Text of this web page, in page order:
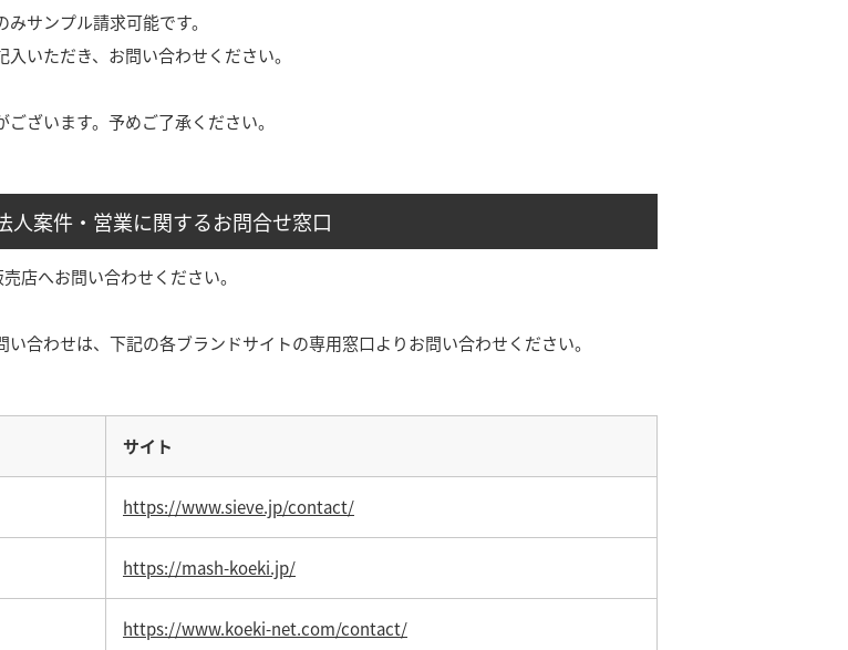
サンプル請求可能です。
いただき、お問い合わせください。
ざいます。予めご了承ください。
人案件・営業に関するお問合せ窓口
店へお問い合わせください。
合わせは、下記の各ブランドサイトの専用窓口よりお問い合わせください。
サイト
https://www.sieve.jp/contact/
https://mash-koeki.jp/
https://www.koeki-net.com/contact/